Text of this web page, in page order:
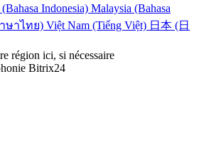
Indonesia) Malaysia (Bahasa
ษาไทย) Việt Nam (Tiếng Việt) 日本 (日
région ici, si nécessaire
Bitrix24